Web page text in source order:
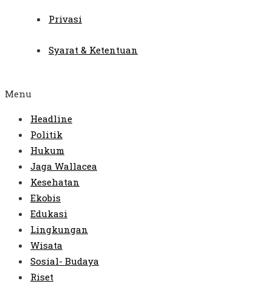
Privasi
Syarat & Ketentuan
Menu
Headline
Politik
Hukum
Jaga Wallacea
Kesehatan
Ekobis
Edukasi
Lingkungan
Wisata
Sosial- Budaya
Riset